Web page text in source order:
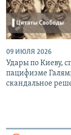
09 ИЮЛЯ 2026
Удары по Киеву,
пацифизме
скандальное